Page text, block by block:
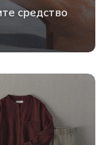
средство